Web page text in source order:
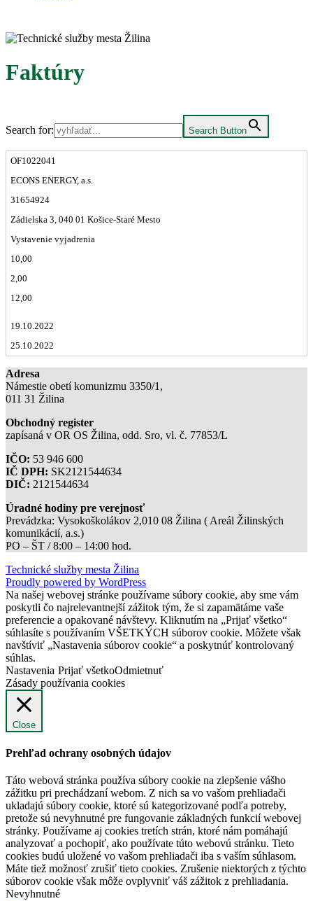
Faktúry
Search for: Search Button
OF1022041
ECONS ENERGY, a.s.
31654924
Zádielska 3, 040 01 Košice-Staré Mesto
Vystavenie vyjadrenia
10,00
2,00
12,00
19.10.2022
25.10.2022
Adresa
Námestie obetí komunizmu 3350/1,
011 31 Žilina
Obchodný register
zapísaná v OR OS Žilina, odd. Sro, vl. č. 77853/L
IČO: 53 946 600
IČ DPH: SK2121544634
DIČ: 2121544634
Úradné hodiny pre verejnosť
Prevádzka: Vysokoškolákov 2,010 08 Žilina ( Areál Žilinských
komunikácií, a.s.)
PO – ŠT / 8:00 – 14:00 hod.
Technické služby mesta Žilina
Proudly powered by WordPress
Na našej webovej stránke používame súbory cookie, aby sme vám
poskytli čo najrelevantnejší zážitok tým, že si zapamätáme vaše
preferencie a opakované návštevy. Kliknutím na „Prijať všetko“
súhlasíte s používaním VŠETKÝCH súborov cookie. Môžete však
navštíviť „Nastavenia súborov cookie“ a poskytnúť kontrolovaný
súhlas.
Nastavenia Prijať všetkoOdmietnuť
Zásady používania cookies
Close
Prehľad ochrany osobných údajov
Táto webová stránka používa súbory cookie na zlepšenie vášho
zážitku pri prechádzaní webom. Z nich sa vo vašom prehliadači
ukladajú súbory cookie, ktoré sú kategorizované podľa potreby,
pretože sú nevyhnutné pre fungovanie základných funkcií webovej
stránky. Používame aj cookies tretích strán, ktoré nám pomáhajú
analyzovať a pochopiť, ako používate túto webovú stránku. Tieto
cookies budú uložené vo vašom prehliadači iba s vaším súhlasom.
Máte tiež možnosť zrušiť tieto cookies. Zrušenie niektorých z týchto
súborov cookie však môže ovplyvniť váš zážitok z prehliadania.
Nevyhnutné